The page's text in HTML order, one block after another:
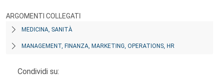
ARGOMENTI COLLEGATI
MEDICINA, SANITÀ
MANAGEMENT, FINANZA, MARKETING, OPERATIONS, HR
Condividi su: